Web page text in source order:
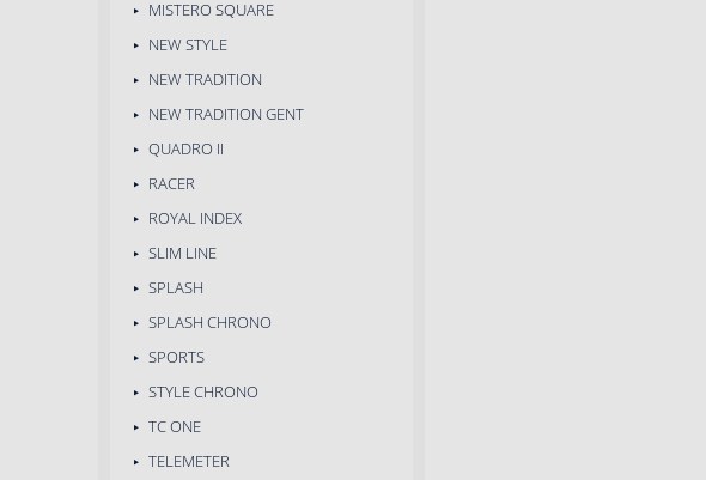
MISTERO SQUARE
NEW STYLE
NEW TRADITION
NEW TRADITION GENT
QUADRO II
RACER
ROYAL INDEX
SLIM LINE
SPLASH
SPLASH CHRONO
SPORTS
STYLE CHRONO
TC ONE
TELEMETER